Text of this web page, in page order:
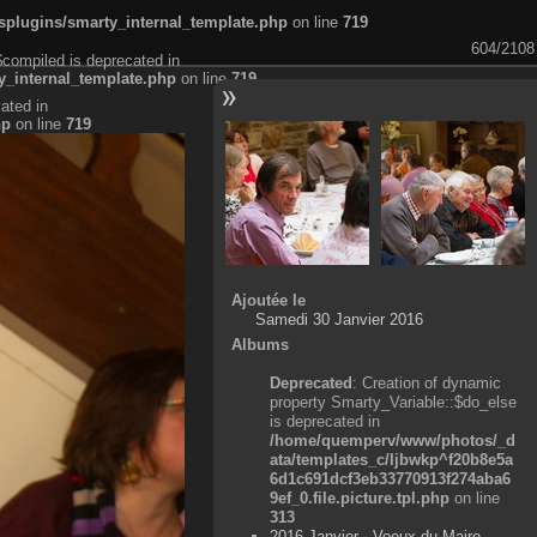
smarty_internal_template.php on line 719
604/2108
is deprecated in
on line 719
in
on line 719
Ajoutée le
Samedi 30 Janvier 2016
Albums
Deprecated: Creation of dynamic
property Smarty_Variable::$do_else
is deprecated in
/home/quemperv/www/photos/_d
ata/templates_c/ljbwkp^f20b8e5a
6d1c691dcf3eb33770913f274aba6
9ef_0.file.picture.tpl.php on line
313